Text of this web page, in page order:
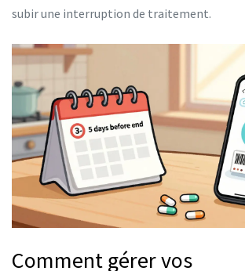
subir une interruption de traitement.
Comment gérer vos